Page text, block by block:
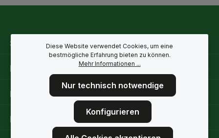
Service-Hotline
Rechtliche Hinweise
Informationen
Folge uns
Diese Website verwendet Cookies, um eine
bestmögliche Erfahrung bieten zu können.
Mehr Informationen ...
Nur technisch notwendige
Konfigurieren